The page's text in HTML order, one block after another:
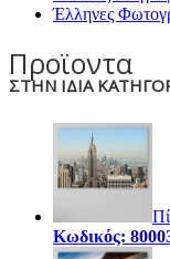
Έλληνες
Προϊοντα
ΣΤΗΝ ΙΔΙΑ
Κωδικός: